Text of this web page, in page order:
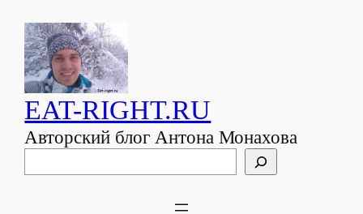
EAT-RIGHT.RU
Авторский блог Антона Монахова